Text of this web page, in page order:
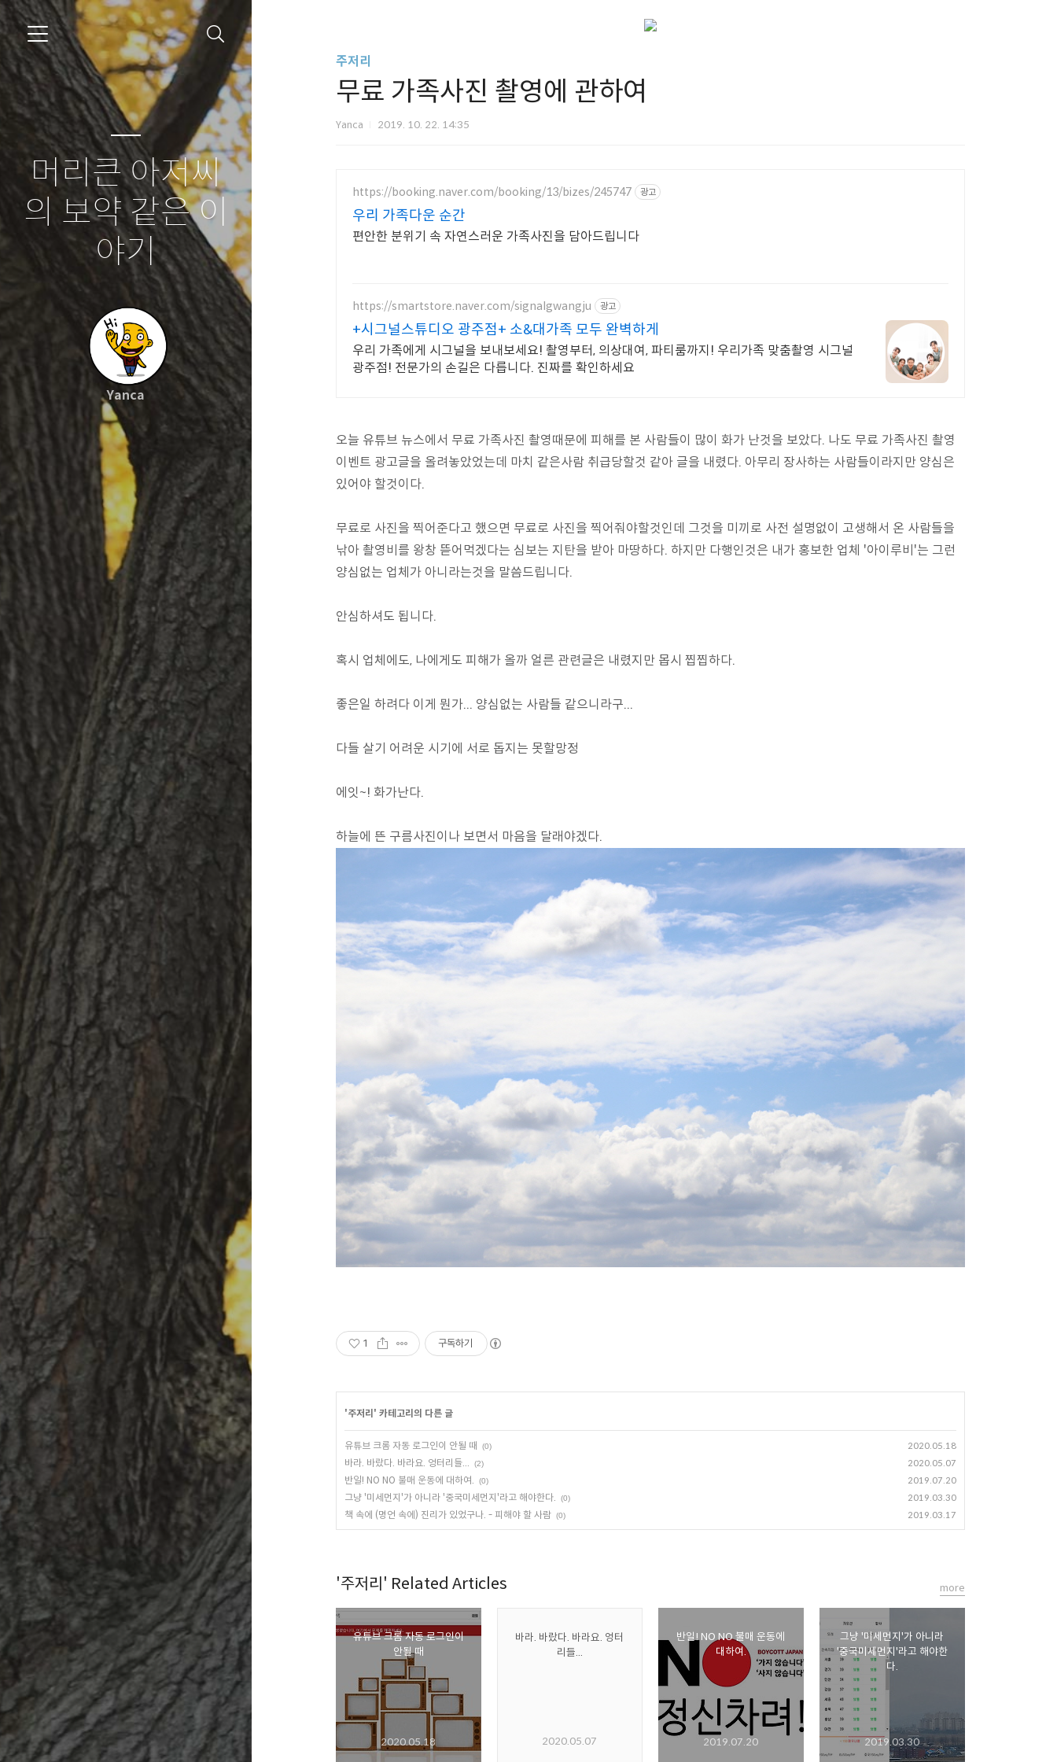
머리큰 아저씨
의 보약 같은 이
야기
Yanca
주저리
무료 가족사진 촬영에 관하여
Yanca 2019. 10. 22. 14:35
https://booking.naver.com/booking/13/bizes/245747 광고
우리 가족다운 순간
편안한 분위기 속 자연스러운 가족사진을 담아드립니다
https://smartstore.naver.com/signalgwangju 광고
+시그널스튜디오 광주점+ 소&대가족 모두 완벽하게
우리 가족에게 시그널을 보내보세요! 촬영부터, 의상대여, 파티룸까지! 우리가족 맞춤촬영 시그널
광주점! 전문가의 손길은 다릅니다. 진짜를 확인하세요
오늘 유튜브 뉴스에서 무료 가족사진 촬영때문에 피해를 본 사람들이 많이 화가 난것을 보았다. 나도 무료 가족사진 촬영
이벤트 광고글을 올려놓았었는데 마치 같은사람 취급당할것 같아 글을 내렸다. 아무리 장사하는 사람들이라지만 양심은
있어야 할것이다.
무료로 사진을 찍어준다고 했으면 무료로 사진을 찍어줘야할것인데 그것을 미끼로 사전 설명없이 고생해서 온 사람들을
낚아 촬영비를 왕창 뜯어먹겠다는 심보는 지탄을 받아 마땅하다. 하지만 다행인것은 내가 홍보한 업체 '아이루비'는 그런
양심없는 업체가 아니라는것을 말씀드립니다.
안심하셔도 됩니다.
혹시 업체에도, 나에게도 피해가 올까 얼른 관련글은 내렸지만 몹시 찝찝하다.
좋은일 하려다 이게 뭔가... 양심없는 사람들 같으니라구...
다들 살기 어려운 시기에 서로 돕지는 못할망정
에잇~! 화가난다.
하늘에 뜬 구름사진이나 보면서 마음을 달래야겠다.
1 구독하기
'주저리 ' 카테고리의 다른 글
유튜브 크롬 자동 로그인이 안될 때 (0) 2020.05.18
바라. 바랐다. 바라요. 엉터리들... (2) 2020.05.07
반일! NO NO 불매 운동에 대하여. (0) 2019.07.20
그냥 '미세먼지'가 아니라 '중국미세먼지'라고 해야한다. (0) 2019.03.30
책 속에 (명언 속에) 진리가 있었구나. - 피해야 할 사람 (0) 2019.03.17
'주저리' Related Articles
유튜브 크롬 자동 로그인이
안될 때
2020.05.18
바라. 바랐다. 바라요. 엉터
리들...
2020.05.07
반일! NO NO 불매 운동에
대하여.
2019.07.20
그냥 '미세먼지'가 아니라
'중국미세먼지'라고 해야한
다.
2019.03.30
more